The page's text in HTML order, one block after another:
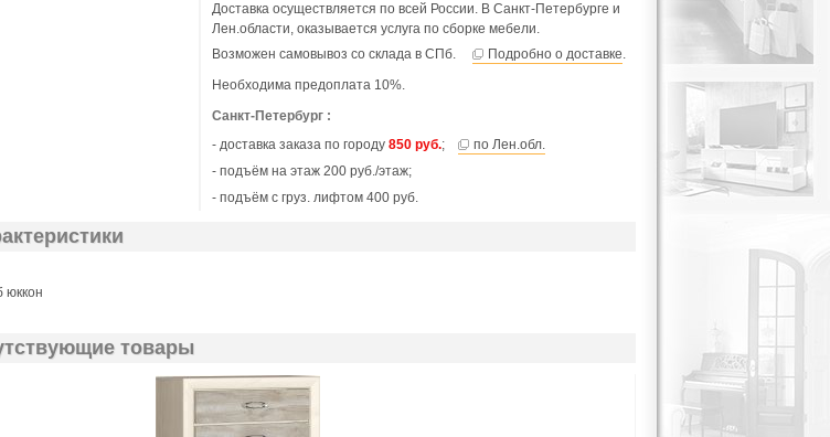
Доставка осуществляется по всей России. В Санкт-Петербурге и
Лен.области, оказывается услуга по сборке мебели.
Возможен самовывоз со склада в СПб.
Подробно о доставке.
Необходима предоплата 10%.
Санкт-Петербург :
- доставка заказа по городу 850 руб.;
по Лен.обл.
- подъём на этаж 200 руб./этаж;
- подъём с груз. лифтом 400 руб.
юккон
товары